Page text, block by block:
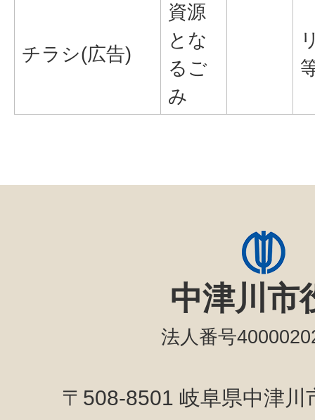
チラシ(広告)
資源
とな
るご
み
中津川市
法人番号
〒508-8501 岐阜県中津